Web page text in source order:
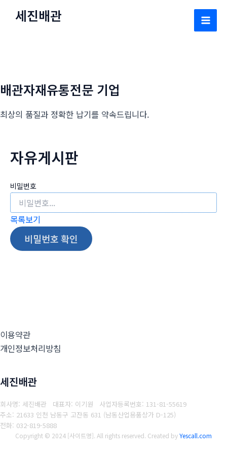
뛰
세진배관
Main
배관자재유통전문 기업
최상의 품질과 정확한 납기를 약속드립니다.
자유게시판
비밀번호
목록보기
비밀번호 확인
이용약관
개인정보처리방침
세진배관
회사명: 세진배관 대표자: 이기원 사업자등록번호: 131-81-55619
주소: 21633 인천 남동구 고잔동 631 (남동산업용품상가 D-125)
전화: 032-819-5888
Copyright © 2024 [사이트명]. All rights reserved. Created byYescall.com